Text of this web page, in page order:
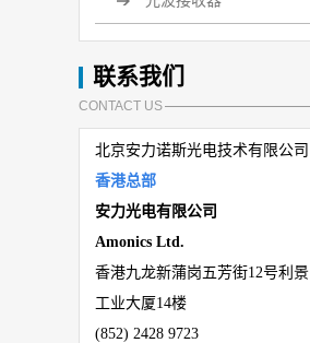
联系我们
CONTACT US
北京安力诺斯光电技术有限公司
香港总部
安力光电有限公司
Amonics Ltd.
香港九龙新蒲岗五芳街12号利景
工业大厦14楼
(852) 2428 9723